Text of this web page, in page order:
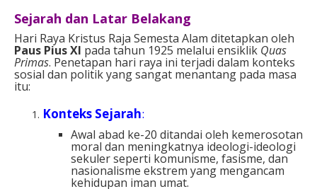
Sejarah dan Latar Belakang
Hari Raya Kristus Raja Semesta Alam ditetapkan oleh
Paus Pius XI pada tahun 1925 melalui ensiklik Quas
Primas. Penetapan hari raya ini terjadi dalam konteks
sosial dan politik yang sangat menantang pada masa
itu:
Konteks Sejarah:
Awal abad ke-20 ditandai oleh kemerosotan
moral dan meningkatnya ideologi-ideologi
sekuler seperti komunisme, fasisme, dan
nasionalisme ekstrem yang mengancam
kehidupan iman umat.